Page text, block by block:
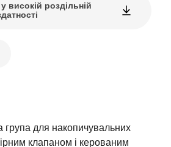
високій роздільній
група для накопичувальних
клапаном і керованим